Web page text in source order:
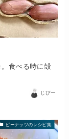
食べる時に殻
じびー
ピーナッツのレシピ集